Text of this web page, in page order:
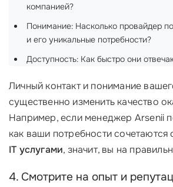
компанией?
Понимание: Насколько провайдер
и его уникальные потребности?
Доступность: Как быстро они
Личный контакт и понимание
существенно изменить качество
Например, если менеджер Arsenii
как ваши потребности
IT услугами, значит, вы на
4. Смотрите на опыт и